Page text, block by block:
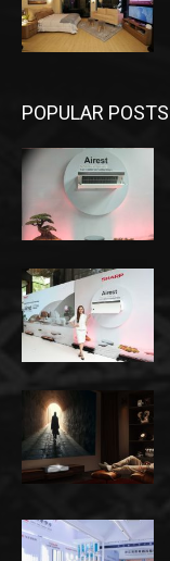
POPULAR POSTS